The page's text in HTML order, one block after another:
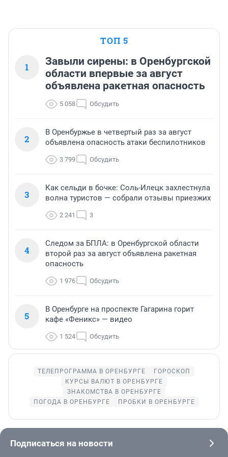
ТОП 5
1
Завыли сирены: в Оренбургской
области впервые за август
объявлена ракетная опасность
5 058 Обсудить
2
В Оренбуржье в четвертый раз за август
объявлена опасность атаки беспилотников
3 799 Обсудить
3
Как сельди в бочке: Соль-Илецк захлестнула
волна туристов — собрали отзывы приезжих
2 241 3
4
Следом за БПЛА: в Оренбургской области
второй раз за август объявлена ракетная
опасность
1 976 Обсудить
5
В Оренбурге на проспекте Гагарина горит
кафе «Феникс» — видео
1 524 Обсудить
ТЕЛЕПРОГРАММА В ОРЕНБУРГЕ
ГОРОСКОП
КУРСЫ ВАЛЮТ В ОРЕНБУРГЕ
ЗНАКОМСТВА В ОРЕНБУРГЕ
ПОГОДА В ОРЕНБУРГЕ
ПРОБКИ В ОРЕНБУРГЕ
Подписаться на новости